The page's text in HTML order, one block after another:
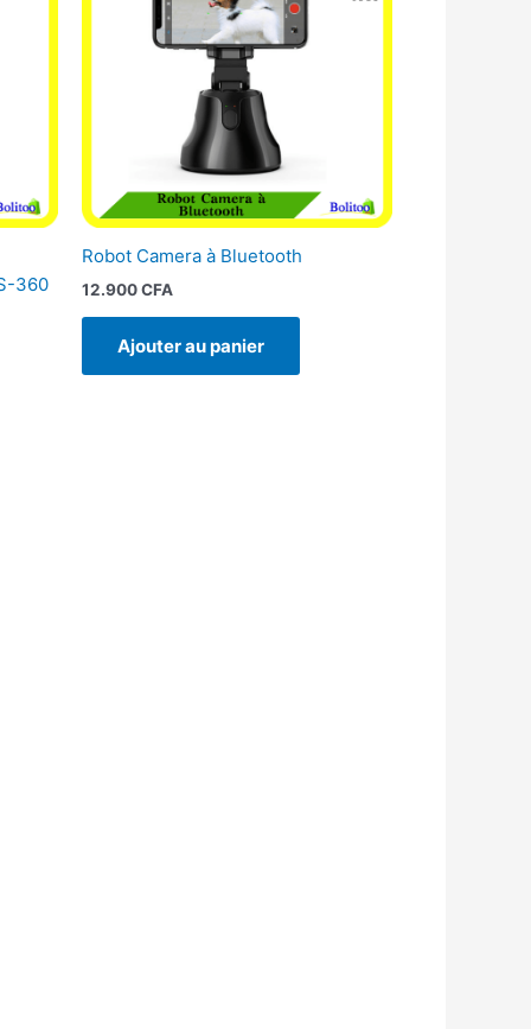
360
Robot Camera à Bluetooth
12.900CFA
Ajouter au panier